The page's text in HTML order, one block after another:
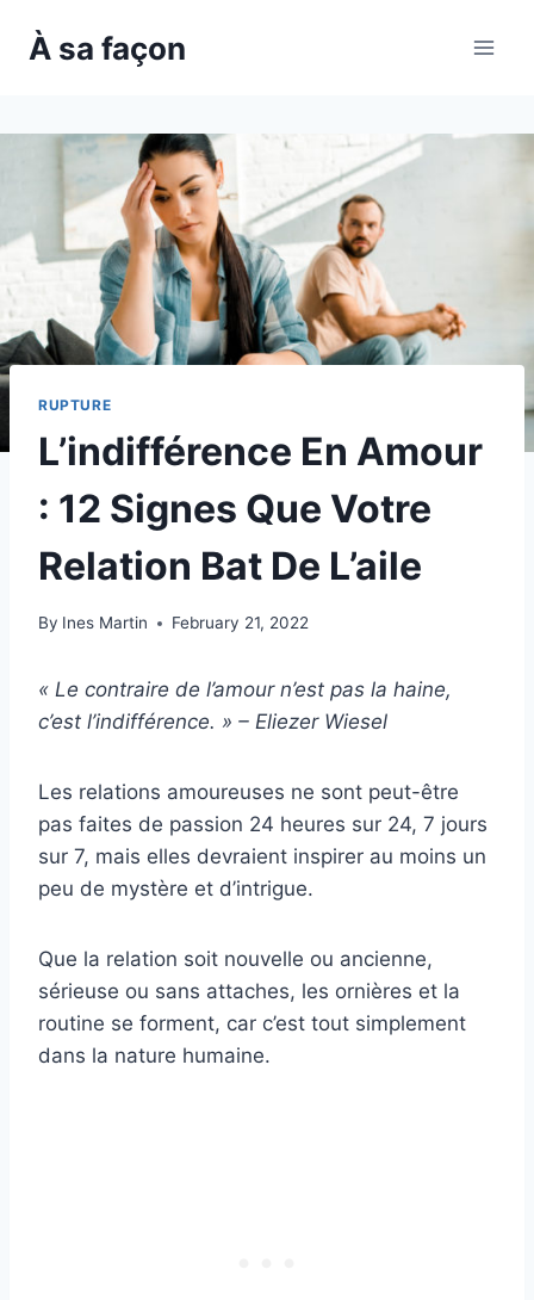
À sa façon
RUPTURE
L’indifférence En Amour
: 12 Signes Que Votre
Relation Bat De L’aile
By Ines Martin February 21, 2022
« Le contraire de l’amour n’est pas la haine,
c’est l’indifférence. » – Eliezer Wiesel
Les relations amoureuses ne sont peut-être
pas faites de passion 24 heures sur 24, 7 jours
sur 7, mais elles devraient inspirer au moins un
peu de mystère et d’intrigue.
Que la relation soit nouvelle ou ancienne,
sérieuse ou sans attaches, les ornières et la
routine se forment, car c’est tout simplement
dans la nature humaine.